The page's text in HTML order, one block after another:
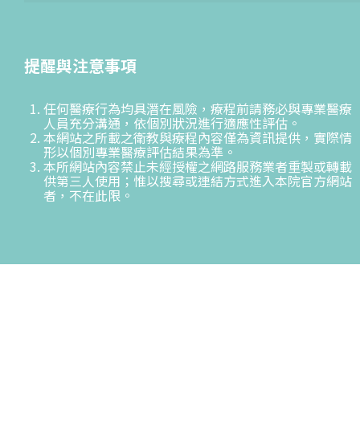
提醒與注意事項
任何醫療行為均具潛在風險，療程前請務必與專業醫療
人員充分溝通，依個別狀況進行適應性評估。
本網站之所載之衛教與療程內容僅為資訊提供，實際情
形以個別專業醫療評估結果為準。
本所網站內容禁止未經授權之網路服務業者重製或轉載
供第三人使用；惟以搜尋或連結方式進入本院官方網站
者，不在此限。